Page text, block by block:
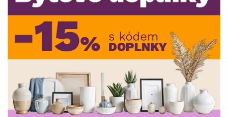
ROZMĚRY
min. cm max. cm
min. cm max. cm
MATERIÁL
POVRCHOVÁ ÚPRAVA
MÍSTNOST